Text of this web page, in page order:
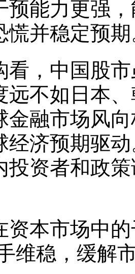
预能力更强
慌并稳定预
看，中国股
远不如日本
金融市场风
经济预期驱
投资者和政
资本市场中
维稳，缓解